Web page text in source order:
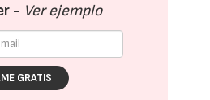
- Ver ejemplo
GRATIS